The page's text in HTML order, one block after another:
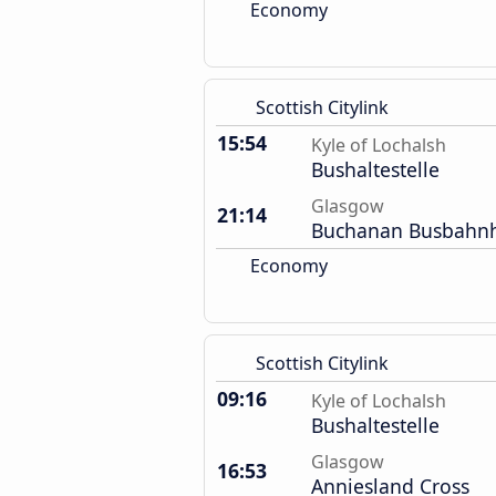
Economy
Scottish Citylink
15:54 Kyle of Lochalsh
Bushaltestelle
21:14
Glasgow
Buchanan
Economy
Scottish Citylink
09:16 Kyle of Lochalsh
Bushaltestelle
16:53
Glasgow
Anniesland Cross